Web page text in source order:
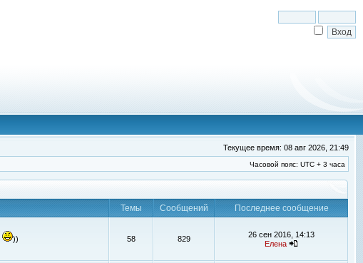
Текущее время: 08 авг 2026, 21:49
Часовой пояс: UTC + 3 часа
Темы Сообщений
Последнее сообщение
))
58 829
26 сен 2016, 14:13
Елена